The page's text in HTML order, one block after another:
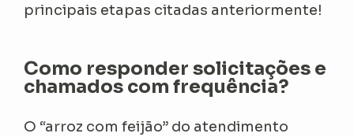
principais etapas citadas anteriormente!
Como responder solicitações e
chamados com frequência?
O “arroz com feijão” do atendimento